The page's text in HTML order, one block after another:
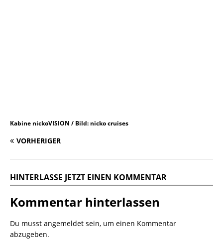
Kabine nickoVISION / Bild: nicko cruises
VORHERIGER
HINTERLASSE JETZT EINEN KOMMENTAR
Kommentar hinterlassen
Du musst angemeldet sein, um einen Kommentar
abzugeben.